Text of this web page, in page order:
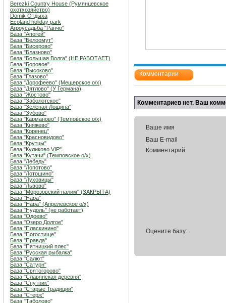
Berezki Country House (Румянцевское
охотхозяйство)
Domik Отдыха
Ecoland holiday park
Агроусадьба "Ранчо"
База "Апогей"
База "Белоомут"
База "Бисерово"
База "Блазново"
База "Большая Волга" (НЕ РАБОТАЕТ)
База "Боровое"
База "Высоково"
База "Глазово"
База "Дорофеево" (Мещерское о/х)
База "Дятлово" (У Германа)
База "Жостово"
База "Заболотское"
База "Зеленая Лощина"
База "Зубово"
База "Карманово" (Темповское о/х)
База "Княжево"
База "Коренец"
База "Красновидово"
База "Крутцы"
База "Куликово VIP"
База "Кутачи" (Темповское о/х)
База "Лебедь"
База "Лопотово"
База "Лотошино"
База "Луховицы"
База "Львово"
База "Морозовский налим" (ЗАКРЫТА)
База "Нара"
База "Нара" (Апрелевское о/х)
База "Нудоль" (не работает)
База "Одоево"
База "Озеро Долгое"
База "Пласкинино"
База "Погостище"
База "Правда"
База "Пятницкий плес"
База "Русская рыбалка"
База "Салют"
База "Сатурн"
База "Святогорово"
База "Славянская деревня"
База "Спутник"
База "Старые Традиции"
База "Стерж"
База "Таболово"
Комментарии
Комментариев нет. Ваш
Ваше имя
Ваш E-mail
Комментарий
Оцените базу: